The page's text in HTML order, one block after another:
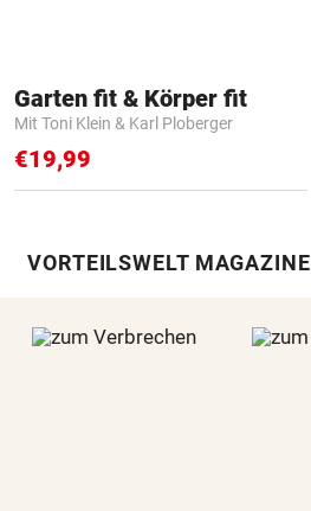
Garten fit & Körper fit
Mit Toni Klein & Karl Ploberger
€19,99
VORTEILSWELT MAGAZINE